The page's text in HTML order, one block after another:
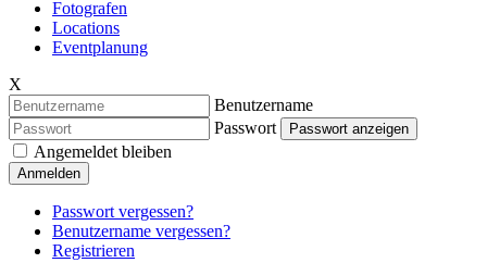
Fotografen
Locations
Eventplanung
X
Benutzername
Passwort
Passwort anzeigen
Angemeldet bleiben
Anmelden
Passwort vergessen?
Benutzername vergessen?
Registrieren